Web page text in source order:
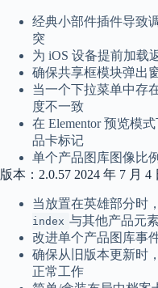
经典小部件插件导致
突
为 iOS 设备提前加载
确保共享框模块弹出
当一个下拉菜单中存
度不一致
在 Elementor 预览模
品卡标记
单个产品图库图像比
版本：2.0.57 2024 年 7 月 4
当放置在英雄部分时
index 与其他产品元
改进单个产品图库事
确保从旧版本更新时
正常工作